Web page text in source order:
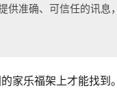
供准确、可信任的讯
家乐福架上才能找